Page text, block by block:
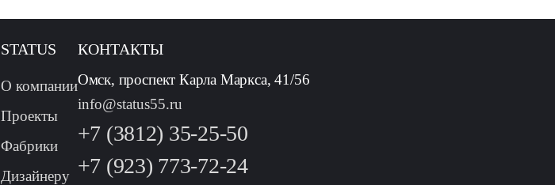
STATUS
О компании
Проекты
Фабрики
Дизайнеру
КОНТАКТЫ
Омск, проспект Карла Маркса, 41/56
info@status55.ru
+7 (3812) 35-25-50
+7 (923) 773-72-24